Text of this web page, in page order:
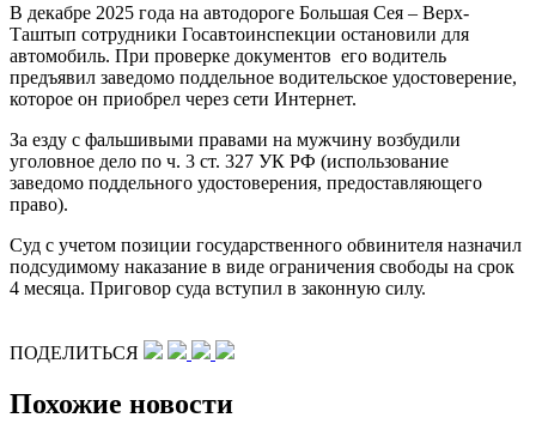
В декабре 2025 года на автодороге Большая Сея – Верх-
Таштып сотрудники Госавтоинспекции остановили для
автомобиль. При проверке документов его водитель
предъявил заведомо поддельное водительское удостоверение,
которое он приобрел через сети Интернет.
За езду с фальшивыми правами на мужчину возбудили
уголовное дело по ч. 3 ст. 327 УК РФ (использование
заведомо поддельного удостоверения, предоставляющего
право).
Суд с учетом позиции государственного обвинителя назначил
подсудимому наказание в виде ограничения свободы на срок
4 месяца. Приговор суда вступил в законную силу.
ПОДЕЛИТЬСЯ
Похожие новости